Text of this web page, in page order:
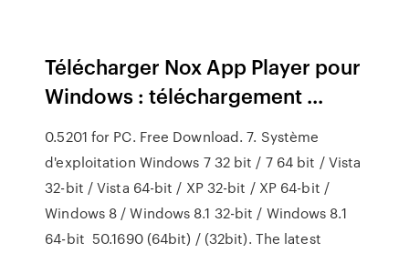
Télécharger Nox App Player pour
Windows : téléchargement ...
0.5201 for PC. Free Download. 7. Système
d'exploitation Windows 7 32 bit / 7 64 bit / Vista
32-bit / Vista 64-bit / XP 32-bit / XP 64-bit /
Windows 8 / Windows 8.1 32-bit / Windows 8.1
64-bit 50.1690 (64bit) / (32bit). The latest